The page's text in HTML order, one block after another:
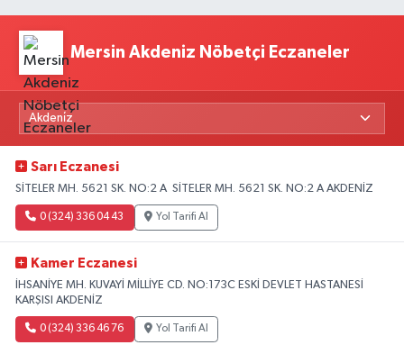
Mersin Akdeniz Nöbetçi Eczaneler
Sarı Eczanesi
SİTELER MH. 5621 SK. NO:2 A SİTELER MH. 5621 SK. NO:2 A AKDENİZ
0 (324) 336 04 43 Yol Tarifi Al
Kamer Eczanesi
İHSANİYE MH. KUVAYİ MİLLİYE CD. NO:173C ESKİ DEVLET HASTANESİ
KARŞISI AKDENİZ
0 (324) 336 46 76 Yol Tarifi Al